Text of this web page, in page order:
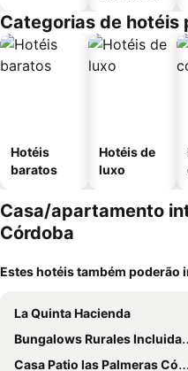
Categorias de hotéis
Hotéis
baratos
Hotéis de
luxo
Casa/apartamento
Córdoba
Estes hotéis também poderão
La Quinta Hacienda
Bungalows Rurales Incluida Piscina 2 Columnas
Casa Patio las Palmeras Córdoba con piscina